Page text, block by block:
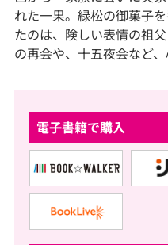
れた一果。緑松の御菓子
たのは、険しい表情の祖
の再会や、十五夜会など
電子書籍で購入